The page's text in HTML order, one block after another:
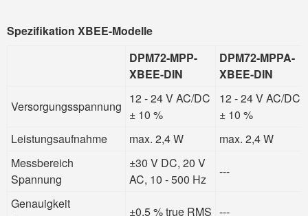
Spezifikation XBEE-Modelle
DPM72-MPP-
XBEE-DIN
DPM72-MPPA-
XBEE-DIN
Versorgungsspannung
12 - 24 V AC/DC
± 10 %
12 - 24 V AC/DC
± 10 %
Leistungsaufnahme
max. 2,4 W
max. 2,4 W
Messbereich
Spannung
±30 V DC, 20 V
AC, 10 - 500 Hz
---
Genauigkeit
±0,5 % true RMS ---